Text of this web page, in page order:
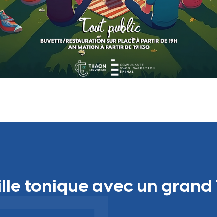
tonique avec un grand